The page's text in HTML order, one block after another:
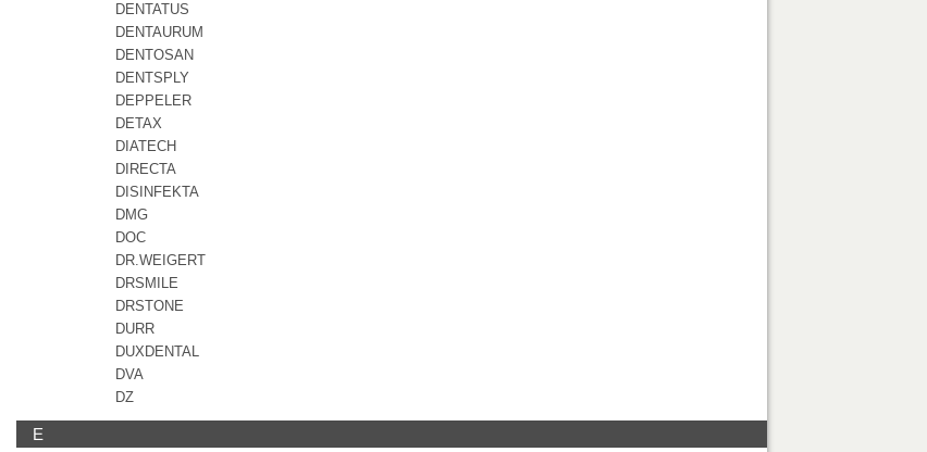
DENTATUS
DENTAURUM
DENTOSAN
DENTSPLY
DEPPELER
DETAX
DIATECH
DIRECTA
DISINFEKTA
DMG
DOC
DR.WEIGERT
DRSMILE
DRSTONE
DURR
DUXDENTAL
DVA
DZ
E